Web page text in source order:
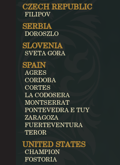
CZECH REPUBLIC
FILIPOV
SERBIA
DOROSZLO
SLOVENIA
SVETA GORA
SPAIN
AGRES
CORDOBA
CORTES
LA CODOSERA
MONTSERRAT
PONTEVEDRA E TUY
ZARAGOZA
FUERTEVENTURA
TEROR
UNITED STATES
CHAMPION
FOSTORIA